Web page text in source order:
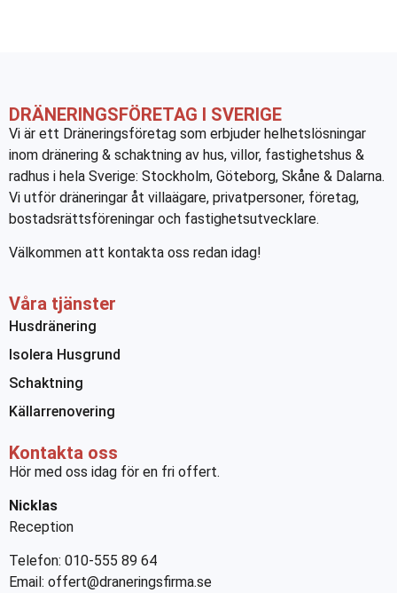
DRÄNERINGSFÖRETAG I SVERIGE
Vi är ett Dräneringsföretag som erbjuder helhetslösningar
inom dränering & schaktning av hus, villor, fastighetshus &
radhus i hela Sverige: Stockholm, Göteborg, Skåne & Dalarna.
Vi utför dräneringar åt villaägare, privatpersoner, företag,
bostadsrättsföreningar och fastighetsutvecklare.
Välkommen att kontakta oss redan idag!
Våra tjänster
Husdränering
Isolera Husgrund
Schaktning
Källarrenovering
Kontakta oss
Hör med oss idag för en fri offert.
Nicklas
Reception
Telefon: 010-555 89 64
Email: offert@draneringsfirma.se